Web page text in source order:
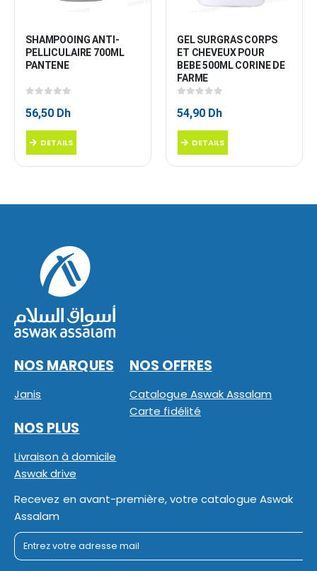
SHAMPOOING ANTI-
PELLICULAIRE 700ML
PANTENE
56,50 Dh
DETAILS
GEL SURGRAS CORPS
ET CHEVEUX POUR
BEBE 500ML CORINE DE
FARME
54,90 Dh
DETAILS
NOS MARQUES
Janis
NOS OFFRES
Catalogue Aswak Assalam
Carte fidélité
NOS PLUS
Livraison à domicile
Aswak drive
Recevez en avant-première, votre catalogue Aswak
Assalam